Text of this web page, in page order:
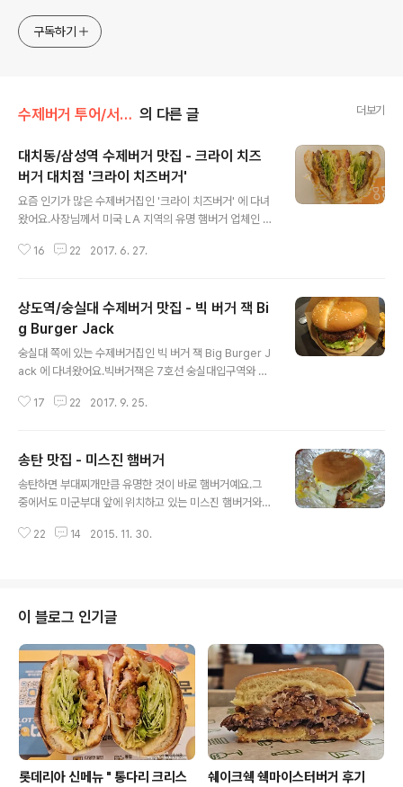
구독하기
수제버거 투어/서울 &수도권 의 다른 글 더보기
대치동/삼성역 수제버거 맛집 - 크라이 치즈
버거 대치점 '크라이 치즈버거'
요즘 인기가 많은 수제버거집인 '크라이 치즈버거' 에 다녀
왔어요.사장님께서 미국 LA 지역의 유명 햄버거 업체인 인
셨다고 하는데, 그래서 '한국판 인앤아웃' 이라고 이야기하
번 출구에서 도보로 2-3분 정도 거리에 위치해있어요.영
업시간은 오전 11시부터 오후 9시까지이며, 일요일은 휴무
입니다. 크라이 치즈버거의 메뉴는 크라이 치즈버거와 더
블치즈버거, 딱 2종류예요.사이드인 감자튀김까지 포함해
봤자, 4종류.단촐해서 더 신뢰가 갔어요.더군다나 수제버
거집 치고는 가격이 상당히 합리적이예요.요즘은 패스트푸
16 22 2017. 6. 27.
상도역/숭실대 수제버거 맛집 - 빅 버거 잭 Bi
g Burger Jack
숭실대 쪽에 있는 수제버거집인 빅 버거 잭 Big Burger J
ack 에 다녀왔어요.빅버거잭은 7호선 숭실대입구역와 상
구에서 도보로 10분, 상도역 5번 출구에서도 마찬가지로 1
졌어요. 빅 버거 잭 메뉴.햄버거는 빅잭, 치즈빅잭, 클래식
치즈, 스페셜잭, 이렇게 4종이고, 음료로는 탄산음료와 맥
주, 생과일주스 등이 있어요.한가지 특이한 점은 럼콕이나
치즈 감자 주문한 버거에 감자튀김 조금 같이 나오긴 하지
17 22 2017. 9. 25.
송탄 맛집 - 미스진 햄버거
송탄하면 부대찌개만큼 유명한 것이 바로 햄버거예요.그
중에서도 미군부대 앞에 위치하고 있는 미스진 햄버거와
고 하는데, 원래 원조는 미스진 햄버거라고 해서 그곳으로
진 햄버거 메뉴.가격은 패스트푸드점에 비해 저렴한 편이
예요일반 햄버거는 3-5천원대, 스페셜 버거가 7-8천원
대.스페셜 버거는 패티도 두 장이나 들어가고 다른 재료들
도 거의 2인분 기준으로 들어간다고 하네요.음료도 1,200
원인데, 냉장고에서 아무 거나 꺼내먹을 수 있는 거 같아요.
사장님께 어떤 메뉴가 제일 잘 나가냐고 물으니..
22 14 2015. 11. 30.
이 블로그 인기글
롯데리아 신메뉴 " 통다리 크리스
쉐이크쉑 쉑마이스터버거 후기